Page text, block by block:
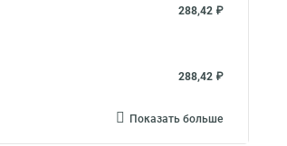
288,42 ₽
288,42 ₽
Показать больше